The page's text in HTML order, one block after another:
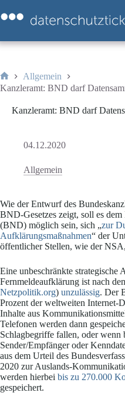
Inhalt
springen
Start
Allgemein
Kanzleramt: BND darf
Kanzleramt: BND darf
04.12.2020
Allgemein
Wie der Entwurf des
BND-Gesetzes zeigt, soll es
(BND) möglich sein, sich „zur
Aufklärungsmaßnahmen“ der
öffentlicher Stellen, wie der
Eine unbeschränkte strategische
Fernmeldeaufklärung ist nach
Netzpolitik.org) unzulässig. Der
Prozent der weltweiten Internet-
Inhalte aus
Telefonen werden dann
Schlagbegriffe fallen, oder wenn
Sender/Empfänger oder
aus dem Urteil des
2020 zur Auslands-
werden hierbei bis zu 270.000
gespeichert.